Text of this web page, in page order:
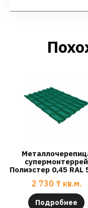
супермонтеррей
Полиэстер 0,45 RAL
2 730 ₸ кв.м.
Подробнее